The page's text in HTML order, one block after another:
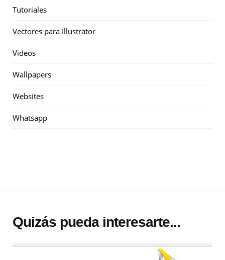
Tutoriales
Vectores para Illustrator
Videos
Wallpapers
Websites
Whatsapp
Quizás pueda interesarte...